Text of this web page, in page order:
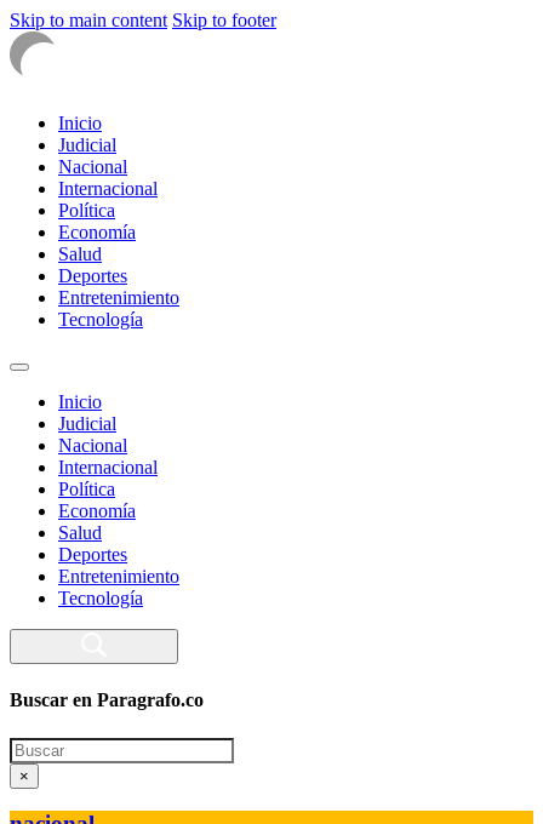
Skip to main content Skip to footer
Inicio
Judicial
Nacional
Internacional
Política
Economía
Salud
Deportes
Entretenimiento
Tecnología
Inicio
Judicial
Nacional
Internacional
Política
Economía
Salud
Deportes
Entretenimiento
Tecnología
Buscar en Paragrafo.co
Search
×